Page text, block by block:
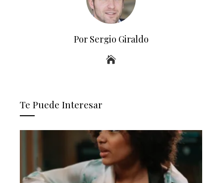
Por Sergio Giraldo
Te Puede Interesar